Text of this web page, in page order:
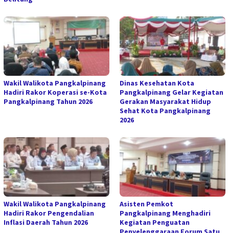
Wakil Walikota Pangkalpinang
Hadiri Rakor Koperasi se-Kota
Pangkalpinang Tahun 2026
Dinas Kesehatan Kota
Pangkalpinang Gelar Kegiatan
Gerakan Masyarakat Hidup
Sehat Kota Pangkalpinang
2026
Wakil Walikota Pangkalpinang
Hadiri Rakor Pengendalian
Inflasi Daerah Tahun 2026
Asisten Pemkot
Pangkalpinang Menghadiri
Kegiatan Penguatan